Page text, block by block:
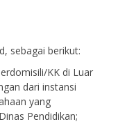
sebagai berikut:
KK di Luar
dari instansi
yang
Pendidikan;